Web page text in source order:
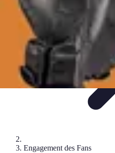
Engagement des Fans